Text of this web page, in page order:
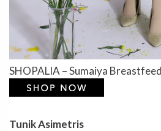
SHOPALIA – Sumaiya
Tunik Asimetris